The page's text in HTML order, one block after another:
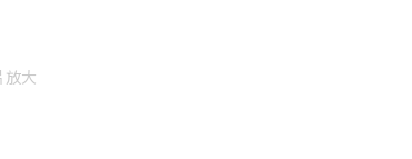
放大